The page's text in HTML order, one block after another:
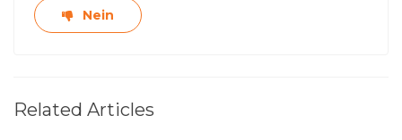
Nein
Related Articles